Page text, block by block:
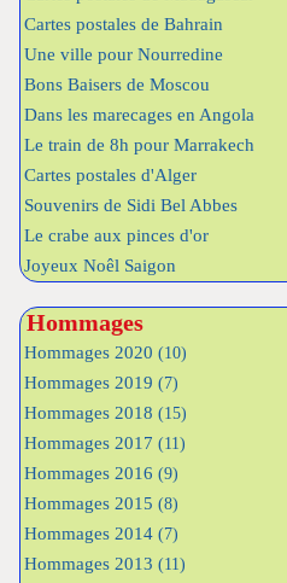
Cartes postales de Bahrain
Une ville pour Nourredine
Bons Baisers de Moscou
Dans les marecages en Angola
Le train de 8h pour Marrakech
Cartes postales d'Alger
Souvenirs de Sidi Bel Abbes
Le crabe aux pinces d'or
Joyeux Noêl Saigon
Hommages
Hommages 2020 (10)
Hommages 2019 (7)
Hommages 2018 (15)
Hommages 2017 (11)
Hommages 2016 (9)
Hommages 2015 (8)
Hommages 2014 (7)
Hommages 2013 (11)